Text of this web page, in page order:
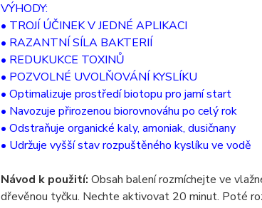
VÝHODY:
• TROJÍ ÚČINEK V JEDNÉ APLIKACI
• RAZANTNÍ SÍLA BAKTERIÍ
• REDUKUKCE TOXINŮ
• POZVOLNÉ UVOLŇOVÁNÍ KYSLÍKU
• Optimalizuje prostředí biotopu pro jarní start
• Navozuje přirozenou biorovnováhu po celý rok
• Odstraňuje organické kaly, amoniak, dusičnany
• Udržuje vyšší stav rozpuštěného kyslíku ve vodě
Návod k použití: Obsah balení rozmíchejte ve
dřevěnou tyčku. Nechte aktivovat 20 minut. Poté